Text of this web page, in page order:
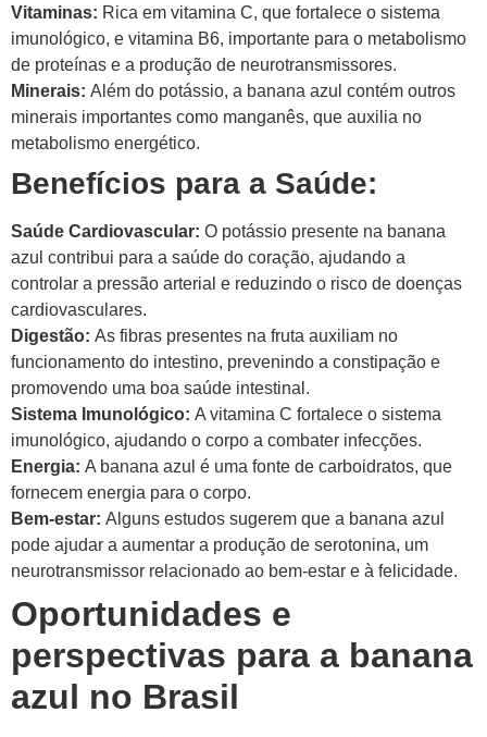
Vitaminas: Rica em vitamina C, que fortalece o sistema
imunológico, e vitamina B6, importante para o metabolismo
de proteínas e a produção de neurotransmissores.
Minerais: Além do potássio, a banana azul contém outros
minerais importantes como manganês, que auxilia no
metabolismo energético.
Benefícios para a Saúde:
Saúde Cardiovascular: O potássio presente na banana
azul contribui para a saúde do coração, ajudando a
controlar a pressão arterial e reduzindo o risco de doenças
cardiovasculares.
Digestão: As fibras presentes na fruta auxiliam no
funcionamento do intestino, prevenindo a constipação e
promovendo uma boa saúde intestinal.
Sistema Imunológico: A vitamina C fortalece o sistema
imunológico, ajudando o corpo a combater infecções.
Energia: A banana azul é uma fonte de carboidratos, que
fornecem energia para o corpo.
Bem-estar: Alguns estudos sugerem que a banana azul
pode ajudar a aumentar a produção de serotonina, um
neurotransmissor relacionado ao bem-estar e à felicidade.
Oportunidades e
perspectivas para a banana
azul no Brasil